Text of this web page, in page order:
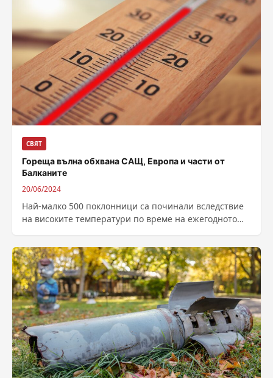
СВЯТ
Гореща вълна обхвана САЩ, Европа и части от
Балканите
20/06/2024
Най-малко 500 поклонници са починали вследствие
на високите температури по време на ежегодното